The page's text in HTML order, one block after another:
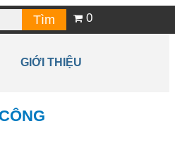
0
GIỚI THIỆU